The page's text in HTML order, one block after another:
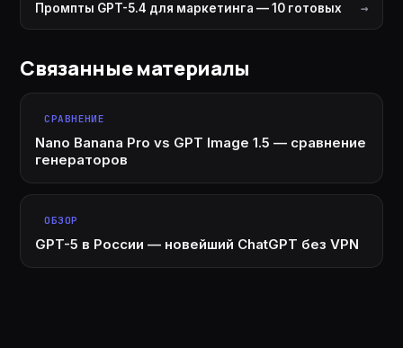
Промпты GPT-5.4 для маркетинга — 10 готовых
Связанные материалы
СРАВНЕНИЕ
Nano Banana Pro vs GPT Image 1.5 — сравнение
генераторов
ОБЗОР
GPT-5 в России — новейший ChatGPT без VPN